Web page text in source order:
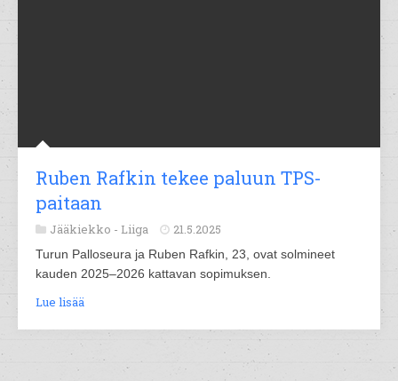
Ruben Rafkin tekee paluun TPS-
paitaan
Jääkiekko - Liiga 21.5.2025
Turun Palloseura ja Ruben Rafkin, 23, ovat solmineet
kauden 2025–2026 kattavan sopimuksen.
Lue lisää